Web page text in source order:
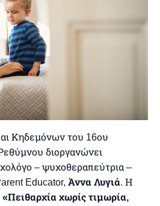
Κηδεμόνων του 16ου
διοργανώνει
– ψυχοθεραπεύτρια –
Educator, Άννα Λυγιά. Η
«Πειθαρχία χωρίς τιμωρία,